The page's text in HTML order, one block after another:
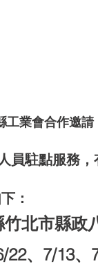
工業會合作邀
：
北市縣政
22、7/13